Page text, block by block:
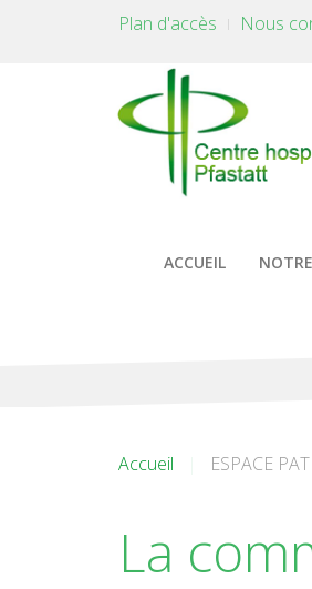
Plan d'accès Nous
ACCUEIL
Accueil ESPACE
La